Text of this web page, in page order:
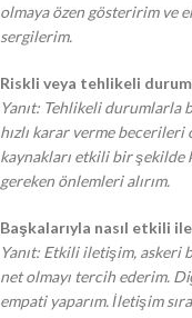
olmaya özen gösteririm ve
sergilerim.
Riskli veya tehlikeli
Yanıt: Tehlikeli durumlarla
hızlı karar verme
kaynakları etkili bir şekilde
gereken önlemleri alırım.
Başkalarıyla nasıl etkili
Yanıt: Etkili iletişim, askeri
net olmayı tercih ederim.
empati yaparım. İletişim